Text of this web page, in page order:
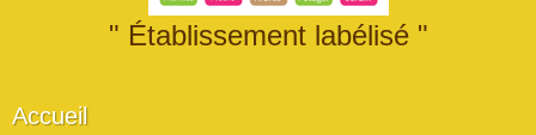
" Établissement labélisé "
Accueil